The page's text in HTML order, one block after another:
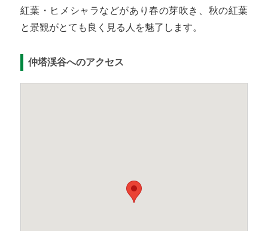
紅葉・ヒメシャラなどがあり春の芽吹き、秋の紅葉
と景観がとても良く見る人を魅了します。
仲塔渓谷へのアクセス